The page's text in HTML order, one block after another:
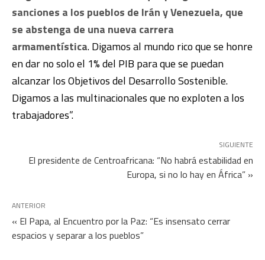
sanciones a los pueblos de Irán y Venezuela, que
se abstenga de una nueva carrera
armamentística. Digamos al mundo rico que se honre
en dar no solo el 1% del PIB para que se puedan
alcanzar los Objetivos del Desarrollo Sostenible.
Digamos a las multinacionales que no exploten a los
trabajadores”.
SIGUIENTE
El presidente de Centroafricana: “No habrá estabilidad en
Europa, si no lo hay en África” »
ANTERIOR
« El Papa, al Encuentro por la Paz: “Es insensato cerrar
espacios y separar a los pueblos”